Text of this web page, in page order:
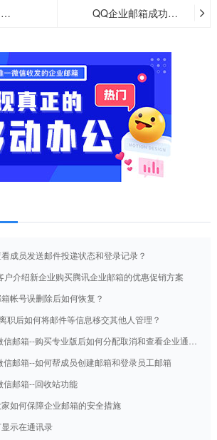
QQ企业邮箱成功案
份有限公司
成员发送邮件投递状态和登录记录？
介绍新企业购买腾讯企业邮箱的优惠促销方案
帐号误删除后如何恢复？
职后如何将邮件等信息移交其他人管理？
邮箱--购买专业版后如何分配取消和查看企业通讯
信邮箱--如何帮成员创建邮箱和登录员工邮箱
信邮箱--回收站功能
如何保障企业邮箱的安全措施
示在通讯录